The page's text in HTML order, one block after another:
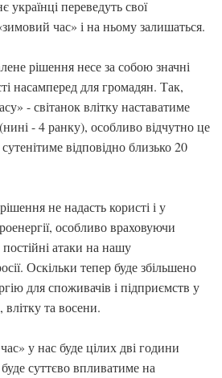
переведуть свої
час» і на ньому залишаться.
рішення несе за собою значні
насамперед для громадян. Так,
- світанок влітку наставатиме
- 4 ранку), особливо відчутно це
відповідно близько 20
не надасть користі і у
особливо враховуючи
атаки на нашу
Оскільки тепер буде збільшено
для споживачів і підприємств у
влітку та восени.
у нас буде цілих дві години
суттєво впливатиме на